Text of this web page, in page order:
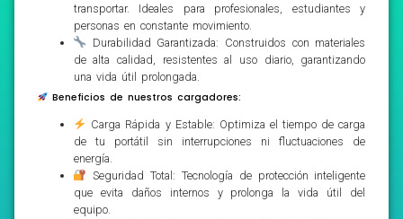
transportar. Ideales para profesionales, estudiantes y
personas en constante movimiento.
Durabilidad Garantizada: Construidos con materiales
de alta calidad, resistentes al uso diario, garantizando
una vida útil prolongada.
Beneficios de nuestros cargadores:
Carga Rápida y Estable: Optimiza el tiempo de carga
de tu portátil sin interrupciones ni fluctuaciones de
energía.
Seguridad Total: Tecnología de protección inteligente
que evita daños internos y prolonga la vida útil del
equipo.